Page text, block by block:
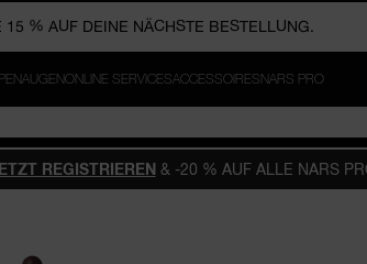
JETZT REGISTRIEREN.
LIGHT REFLECTING FILTERING PRIMER. AB
MOISTURIZER
AUGENONLINE SERVICESACCESSOIRESNARS PRO
REGISTRIEREN& -20 % AUF ALLE NARS